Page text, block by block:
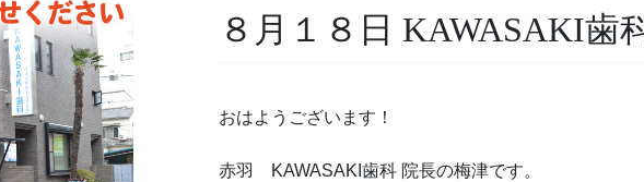
８月１８日 KAWASAKI歯
おはようございます！
赤羽 KAWASAKI歯科 院長の梅津です。